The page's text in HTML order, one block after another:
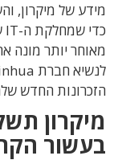
מידע של מיקרון,
הזכרונות החדש
בעשור